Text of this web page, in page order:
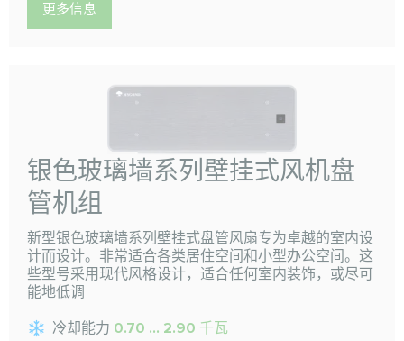
更多信息
银色玻璃墙系列壁挂式风机盘
管机组
新型银色玻璃墙系列壁挂式盘管风扇专为卓越的室内设
计而设计。非常适合各类居住空间和小型办公空间。这
些型号采用现代风格设计，适合任何室内装饰，或尽可
能地低调
冷却能力 0.70 ... 2.90 千瓦